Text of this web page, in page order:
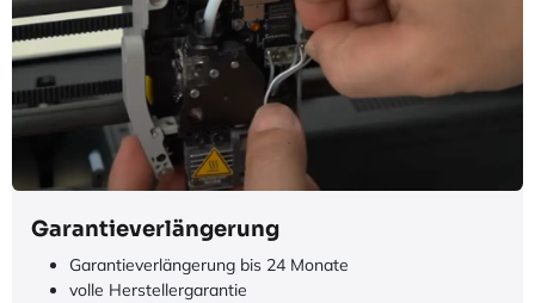
Garantieverlängerung
Garantieverlängerung bis 24 Monate
volle Herstellergarantie